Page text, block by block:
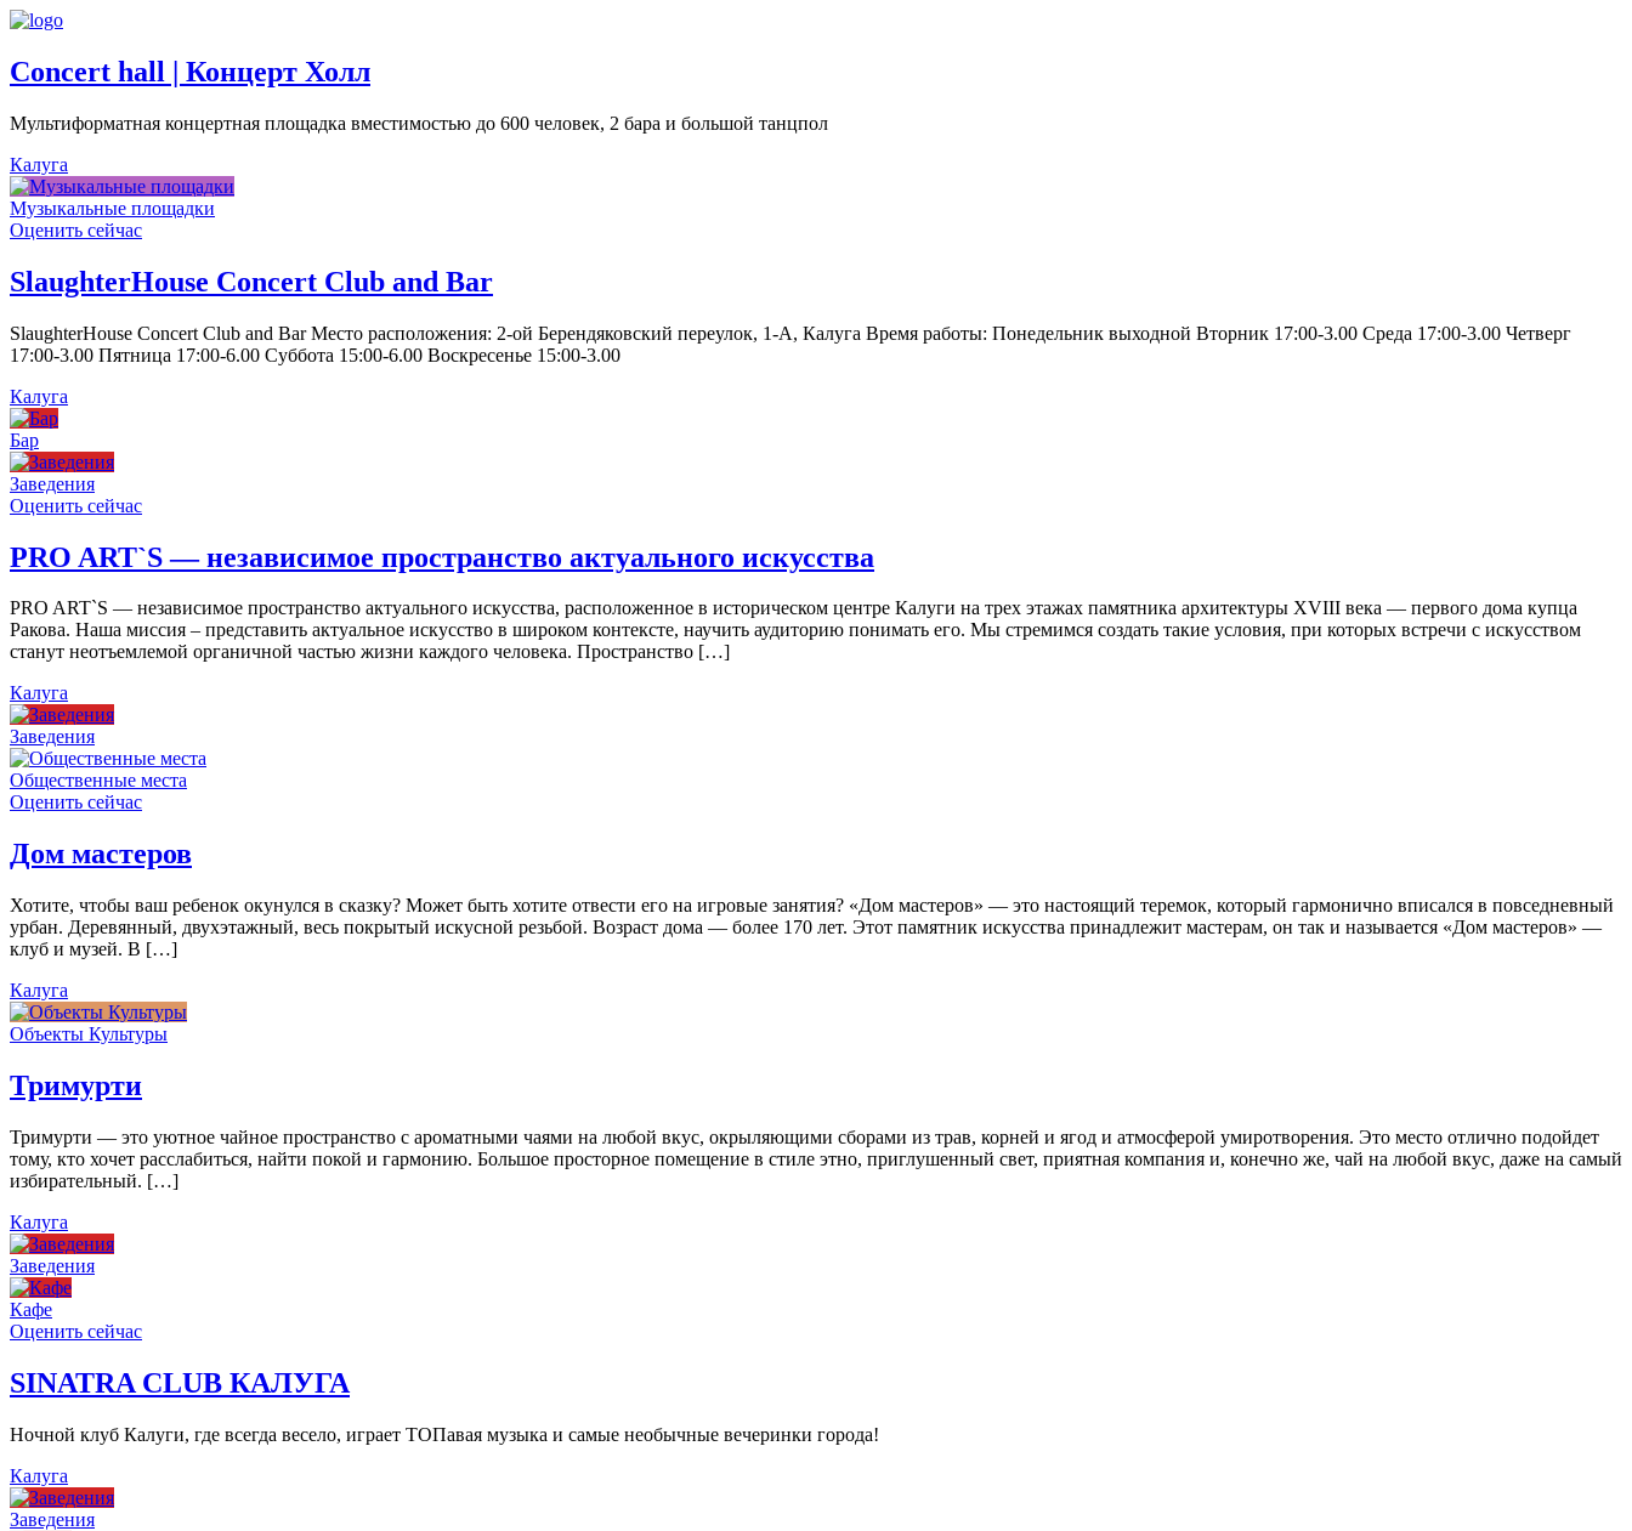
Concert hall | Концерт Холл
Мультиформатная концертная площадка вместимостью до 600 человек, 2 бара и большой танцпол
Калуга
Музыкальные площадки
Оценить сейчас
SlaughterHouse Concert Club and Bar
SlaughterHouse Concert Club and Bar Место расположения: 2-ой Берендяковский переулок, 1-А, Калуга Время работы: Понедельник выходной Вторник 17:00-3.00 Среда 17:00-3.00 Четверг
17:00-3.00 Пятница 17:00-6.00 Суббота 15:00-6.00 Воскресенье 15:00-3.00
Калуга
Бар
Заведения
Оценить сейчас
PRO ART`S — независимое пространство актуального искусства
PRO ART`S — независимое пространство актуального искусства, расположенное в историческом центре Калуги на трех этажах памятника архитектуры XVIII века — первого дома купца
Ракова. Наша миссия – представить актуальное искусство в широком контексте, научить аудиторию понимать его. Мы стремимся создать такие условия, при которых встречи с искусством
станут неотъемлемой органичной частью жизни каждого человека. Пространство […]
Калуга
Заведения
Общественные места
Оценить сейчас
Дом мастеров
Хотите, чтобы ваш ребенок окунулся в сказку? Может быть хотите отвести его на игровые занятия? «Дом мастеров» — это настоящий теремок, который гармонично вписался в повседневный
урбан. Деревянный, двухэтажный, весь покрытый искусной резьбой. Возраст дома — более 170 лет. Этот памятник искусства принадлежит мастерам, он так и называется «Дом мастеров» —
клуб и музей. В […]
Калуга
Объекты Культуры
Тримурти
Тримурти — это уютное чайное пространство с ароматными чаями на любой вкус, окрыляющими сборами из трав, корней и ягод и атмосферой умиротворения. Это место отлично подойдет
тому, кто хочет расслабиться, найти покой и гармонию. Большое просторное помещение в стиле этно, приглушенный свет, приятная компания и, конечно же, чай на любой вкус, даже на самый
избирательный. […]
Калуга
Заведения
Кафе
Оценить сейчас
SINATRA CLUB КАЛУГА
Ночной клуб Калуги, где всегда весело, играет ТОПавая музыка и самые необычные вечеринки города!
Калуга
Заведения